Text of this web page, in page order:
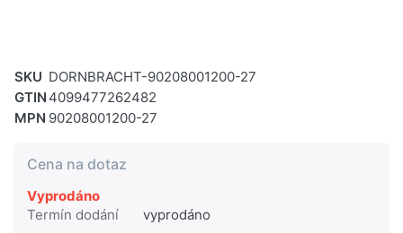
SKU DORNBRACHT-90208001200-27
GTIN 4099477262482
MPN 90208001200-27
Cena na dotaz
Vyprodáno
Termín dodání
vyprodáno